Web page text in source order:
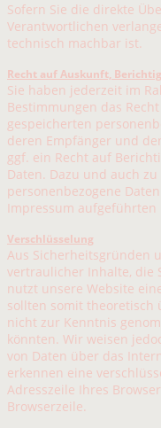
Sofern Sie die direkte
Verantwortlichen
technisch machbar ist.
Recht auf Auskunft,
Sie haben jederzeit im
Bestimmungen das
gespeicherten
deren Empfänger und
ggf. ein Recht auf
Daten. Dazu und auch
personenbezogene
Impressum
Verschlüsselung
Aus Sicherheitsgründen
vertraulicher Inhalte, die
nutzt unsere Website
sollten somit theoretisch
nicht zur Kenntnis
könnten. Wir weisen
von Daten über das
erkennen eine
Adresszeile Ihres
Browserzeile.